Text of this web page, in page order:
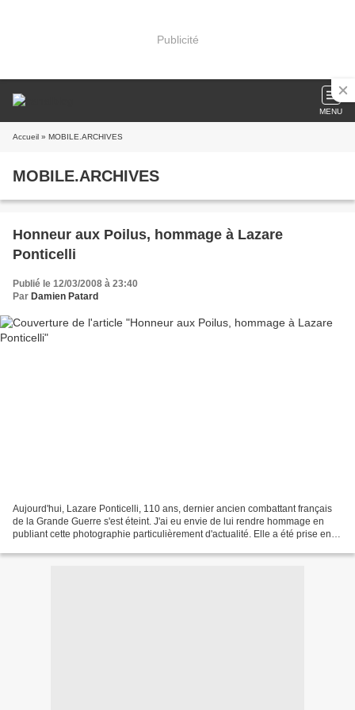
Publicité
MENU
Accueil » MOBILE.ARCHIVES
MOBILE.ARCHIVES
Honneur aux Poilus, hommage à Lazare
Ponticelli
Publié le 12/03/2008 à 23:40
Par Damien Patard
Aujourd'hui, Lazare Ponticelli, 110 ans, dernier ancien combattant français
de la Grande Guerre s'est éteint. J'ai eu envie de lui rendre hommage en
publiant cette photographie particulièrement d'actualité. Elle a été prise en